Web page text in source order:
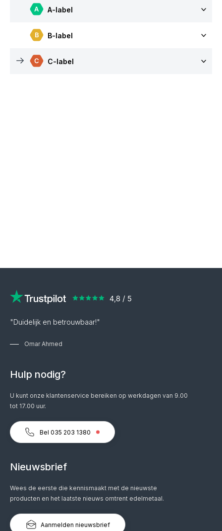
A-label
B-label
C-label
"Duidelijk en betrouwbaar!"
Omar Ahmed
Hulp nodig?
U kunt onze klantenservice bereiken op werkdagen van 9.00
tot 17.00 uur.
Bel 035 203 1380
Nieuwsbrief
Wees de eerste die kennismaakt met de nieuwste
producten en het laatste nieuws omtrent edelmetaal.
Aanmelden nieuwsbrief